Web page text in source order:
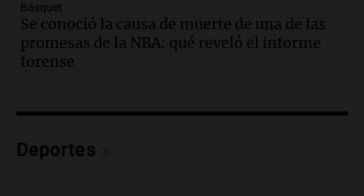
Audio.
edificios y una casa del estudiante para
jóvenes de la región
Panorama Federal
Audio.Preparativos finales para la gran
Bulaya este sábado
Básquet
Se conoció la causa de muerte de una de las
promesas de la NBA: qué reveló el informe
forense
Deportes